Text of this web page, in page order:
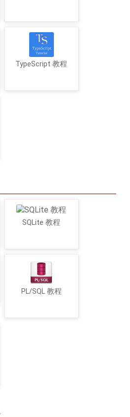
TypeScript 教程
SQLite 教程
PL/SQL 教程